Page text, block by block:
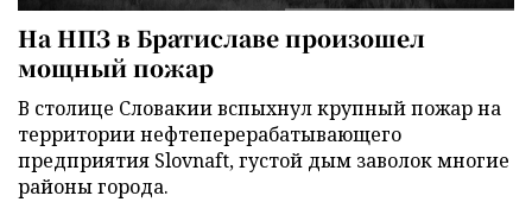
На НПЗ в Братиславе произошел
мощный пожар
В столице Словакии вспыхнул крупный пожар на
территории нефтеперерабатывающего
предприятия Slovnaft, густой дым заволок многие
районы города.